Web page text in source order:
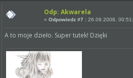
Odp: Akwarela
«Odpowiedz #7 : 26.09.2008,
A to moje dzieło. Super tutek! Dzięki